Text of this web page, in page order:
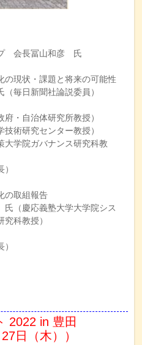
プ 会長冨山和彦 氏
の現状・課題と将来の可能性
毎日新聞社論説委員）
・自治体研究所教授）
術研究センター教授）
大学院ガバナンス研究科教
の取組報告
（慶応義塾大学大学院シス
科教授）
2022 in 豊田
日（木））